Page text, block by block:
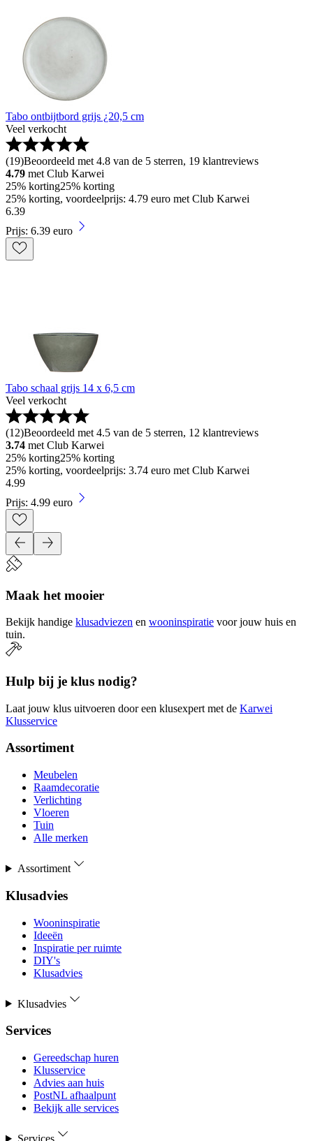
Tabo ontbijtbord grijs ¿20,5 cm
Veel verkocht
(19)Beoordeeld met 4.8 van de 5 sterren, 19 klantreviews
4.79 met Club Karwei
25% korting25% korting
25% korting, voordeelprijs: 4.79 euro met Club Karwei
6.39
Prijs: 6.39 euro
Tabo schaal grijs 14 x 6,5 cm
Veel verkocht
(12)Beoordeeld met 4.5 van de 5 sterren, 12 klantreviews
3.74 met Club Karwei
25% korting25% korting
25% korting, voordeelprijs: 3.74 euro met Club Karwei
4.99
Prijs: 4.99 euro
Maak het mooier
Bekijk handige klusadviezen en wooninspiratie voor jouw huis en
tuin.
Hulp bij je klus nodig?
Laat jouw klus uitvoeren door een klusexpert met de Karwei
Klusservice
Assortiment
Meubelen
Raamdecoratie
Verlichting
Vloeren
Tuin
Alle merken
Assortiment
Klusadvies
Wooninspiratie
Ideeën
Inspiratie per ruimte
DIY's
Klusadvies
Klusadvies
Services
Gereedschap huren
Klusservice
Advies aan huis
PostNL afhaalpunt
Bekijk alle services
Services